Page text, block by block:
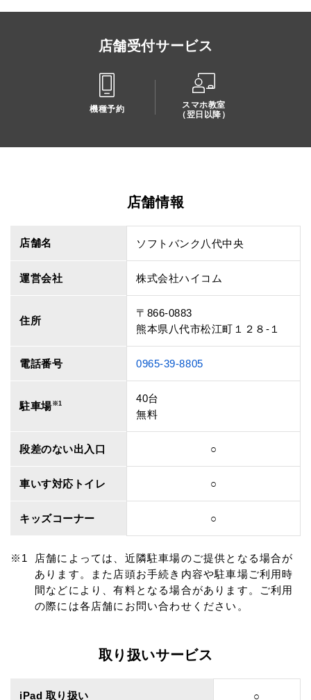
店舗受付サービス
機種予約
スマホ教室
（翌日以降）
店舗情報
店舗名 ソフトバンク八代中央
運営会社 株式会社ハイコム
住所
〒866-0883
熊本県八代市松江町１２８‐１
電話番号 0965-39-8805
駐車場※1
40台
無料
段差のない出入口 ○
車いす対応トイレ ○
キッズコーナー ○
店舗によっては、近隣駐車場のご提供となる場合が
あります。また店頭お手続き内容や駐車場ご利用時
間などにより、有料となる場合があります。ご利用
の際には各店舗にお問い合わせください。
取り扱いサービス
iPad 取り扱い ○